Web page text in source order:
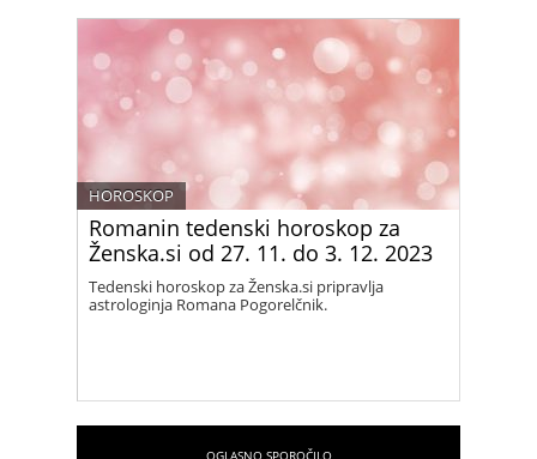
Romanin tedenski horoskop za
Ženska.si od 27. 11. do 3. 12. 2023
HOROSKOP
Tedenski horoskop za Ženska.si pripravlja
astrologinja Romana Pogorelčnik.